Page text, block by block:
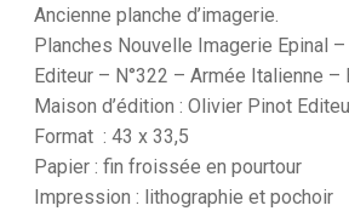
Epinal
-
Olivier
Pinot
Editeur
-
N°322
-
Armée
Ancienne planche d’imagerie.
Planches Nouvelle Imagerie Epinal
Editeur – N°322 – Armée Italienne –
Maison d’édition : Olivier Pinot
Format : 43 x 33,5
Papier : fin froissée en pourtour
Impression : lithographie et pochoir